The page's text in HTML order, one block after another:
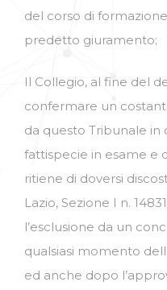
del corso di
predetto giuramento;
Il Collegio, al fine del
confermare un
da questo Tribunale in
fattispecie in esame e
ritiene di doversi
Lazio, Sezione I n.
l’esclusione da un
qualsiasi momento
ed anche dopo